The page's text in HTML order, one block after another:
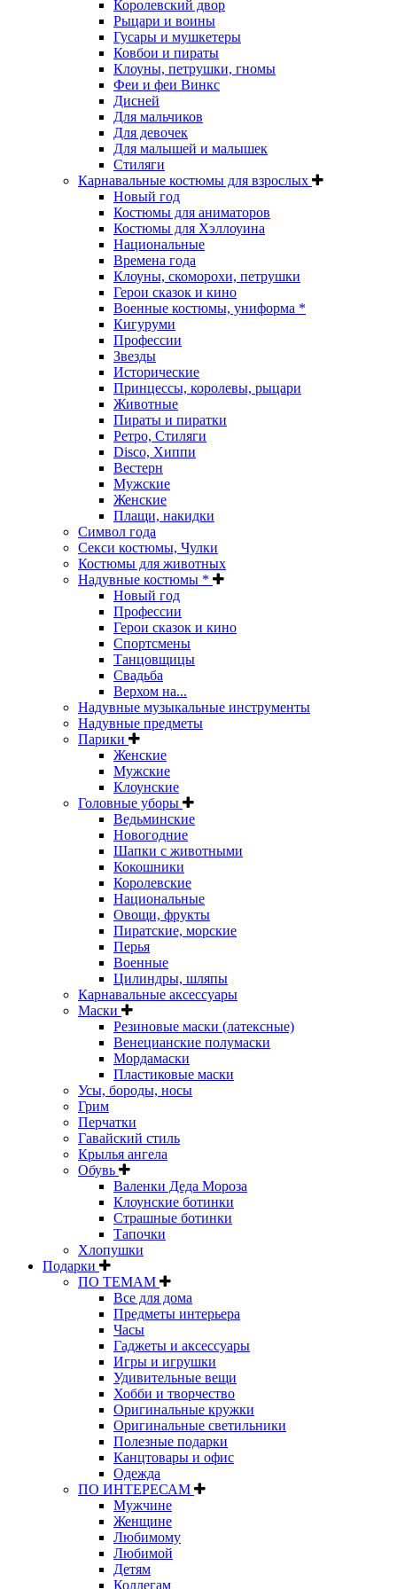
Королевский двор
Рыцари и воины
Гусары и мушкетеры
Ковбои и пираты
Клоуны, петрушки, гномы
Феи и феи Винкс
Дисней
Для мальчиков
Для девочек
Для малышей и малышек
Стиляги
Карнавальные костюмы для взрослых
Новый год
Костюмы для аниматоров
Костюмы для Хэллоуина
Национальные
Времена года
Клоуны, скоморохи, петрушки
Герои сказок и кино
Военные костюмы, униформа *
Кигуруми
Профессии
Звезды
Исторические
Принцессы, королевы, рыцари
Животные
Пираты и пиратки
Ретро, Стиляги
Disco, Хиппи
Вестерн
Мужские
Женские
Плащи, накидки
Символ года
Секси костюмы, Чулки
Костюмы для животных
Надувные костюмы *
Новый год
Профессии
Герои сказок и кино
Спортсмены
Танцовщицы
Свадьба
Верхом на...
Надувные музыкальные инструменты
Надувные предметы
Парики
Женские
Мужские
Клоунские
Головные уборы
Ведьминские
Новогодние
Шапки с животными
Кокошники
Королевские
Национальные
Овощи, фрукты
Пиратские, морские
Перья
Военные
Цилиндры, шляпы
Карнавальные аксессуары
Маски
Резиновые маски (латексные)
Венецианские полумаски
Мордамаски
Пластиковые маски
Усы, бороды, носы
Грим
Перчатки
Гавайский стиль
Крылья ангела
Обувь
Валенки Деда Мороза
Клоунские ботинки
Страшные ботинки
Тапочки
Хлопушки
Подарки
ПО ТЕМАМ
Все для дома
Предметы интерьера
Часы
Гаджеты и аксессуары
Игры и игрушки
Удивительные вещи
Хобби и творчество
Оригинальные кружки
Оригинальные светильники
Полезные подарки
Канцтовары и офис
Одежда
ПО ИНТЕРЕСАМ
Мужчине
Женщине
Любимому
Любимой
Детям
Коллегам